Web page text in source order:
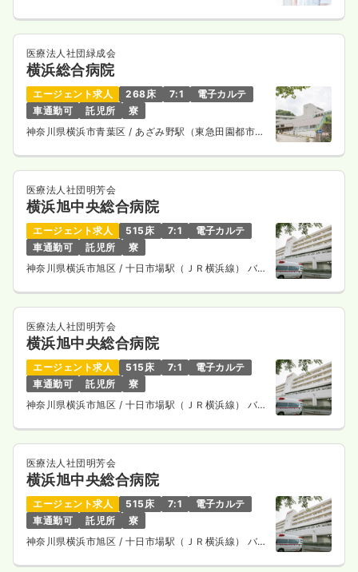
医療法人社団緑成会
横浜総合病院
エージェント求人 268床 7:1
電子カルテ
車通勤可
託児所
寮
神奈川県横浜市青葉区 / あざみ野駅（東急田園都市
医療法人社団明芳会
横浜旭中央総合病院
エージェント求人 515床 7:1
電子カルテ
車通勤可
託児所
寮
神奈川県横浜市旭区 / 十日市場駅（ＪＲ横浜線） バス
医療法人社団明芳会
横浜旭中央総合病院
エージェント求人 515床 7:1
電子カルテ
車通勤可
託児所
寮
神奈川県横浜市旭区 / 十日市場駅（ＪＲ横浜線） バス
医療法人社団明芳会
横浜旭中央総合病院
エージェント求人 515床 7:1
電子カルテ
車通勤可
託児所
寮
神奈川県横浜市旭区 / 十日市場駅（ＪＲ横浜線） バス